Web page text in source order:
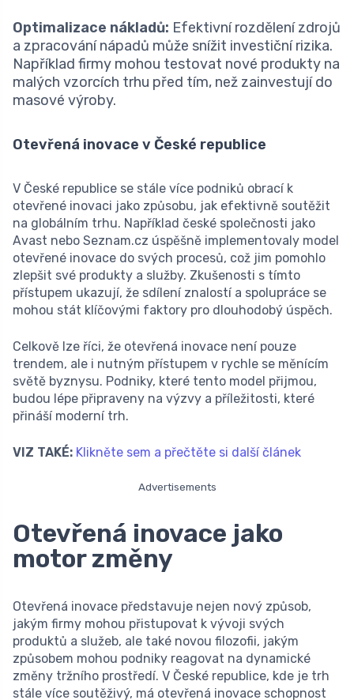
Optimalizace nákladů: Efektivní rozdělení zdrojů
a zpracování nápadů může snížit investiční rizika.
Například firmy mohou testovat nové produkty na
malých vzorcích trhu před tím, než zainvestují do
masové výroby.
Otevřená inovace v České republice
V České republice se stále více podniků obrací k
otevřené inovaci jako způsobu, jak efektivně soutěžit
na globálním trhu. Například české společnosti jako
Avast nebo Seznam.cz úspěšně implementovaly model
otevřené inovace do svých procesů, což jim pomohlo
zlepšit své produkty a služby. Zkušenosti s tímto
přístupem ukazují, že sdílení znalostí a spolupráce se
mohou stát klíčovými faktory pro dlouhodobý úspěch.
Celkově lze říci, že otevřená inovace není pouze
trendem, ale i nutným přístupem v rychle se měnícím
světě byznysu. Podniky, které tento model přijmou,
budou lépe připraveny na výzvy a příležitosti, které
přináší moderní trh.
VIZ TAKÉ: Klikněte sem a přečtěte si další článek
Advertisements
Otevřená inovace jako
motor změny
Otevřená inovace představuje nejen nový způsob,
jakým firmy mohou přistupovat k vývoji svých
produktů a služeb, ale také novou filozofii, jakým
způsobem mohou podniky reagovat na dynamické
změny tržního prostředí. V České republice, kde je trh
stále více soutěživý, má otevřená inovace schopnost